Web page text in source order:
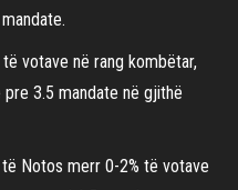
votave në rang kombëtar,
3.5 mandate në gjithë
Notos merr 0-2% të votave